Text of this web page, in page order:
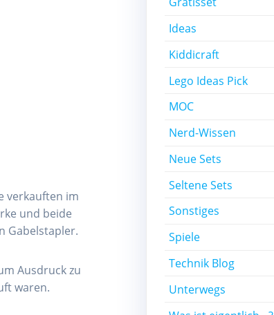
verkauften im
und beide
Gabelstapler.
Ausdruck zu
waren.
Ideas
Kiddicraft
Lego Ideas Pick
MOC
Nerd-Wissen
Neue Sets
Seltene Sets
Sonstiges
Spiele
Technik Blog
Unterwegs